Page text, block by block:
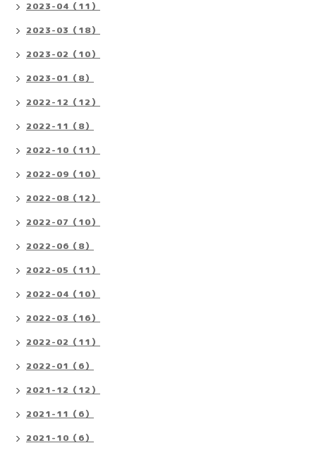
2023-04（11）
2023-03（18）
2023-02（10）
2023-01（8）
2022-12（12）
2022-11（8）
2022-10（11）
2022-09（10）
2022-08（12）
2022-07（10）
2022-06（8）
2022-05（11）
2022-04（10）
2022-03（16）
2022-02（11）
2022-01（6）
2021-12（12）
2021-11（6）
2021-10（6）